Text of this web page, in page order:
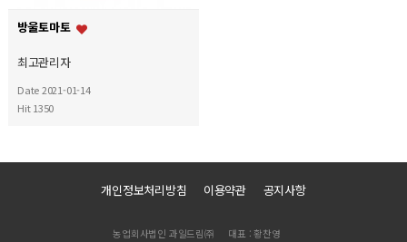
방울토마토
최고관리자
Date 2021-01-14
Hit 1350
개인정보처리방침 이용약관 공지사항
농업회사법인 과일드림㈜
대표 : 황찬영